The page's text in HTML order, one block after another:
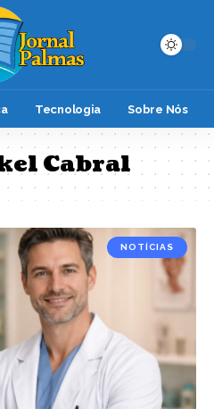
Tecnologia Sobre Nós
Cabral
NOTÍCIAS